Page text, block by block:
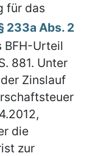
für das
233a Abs. 2
BFH-Urteil
881. Unter
Zinslauf
die
zur